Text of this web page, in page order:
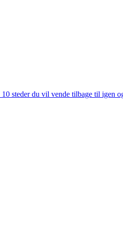
steder du vil vende tilbage til igen